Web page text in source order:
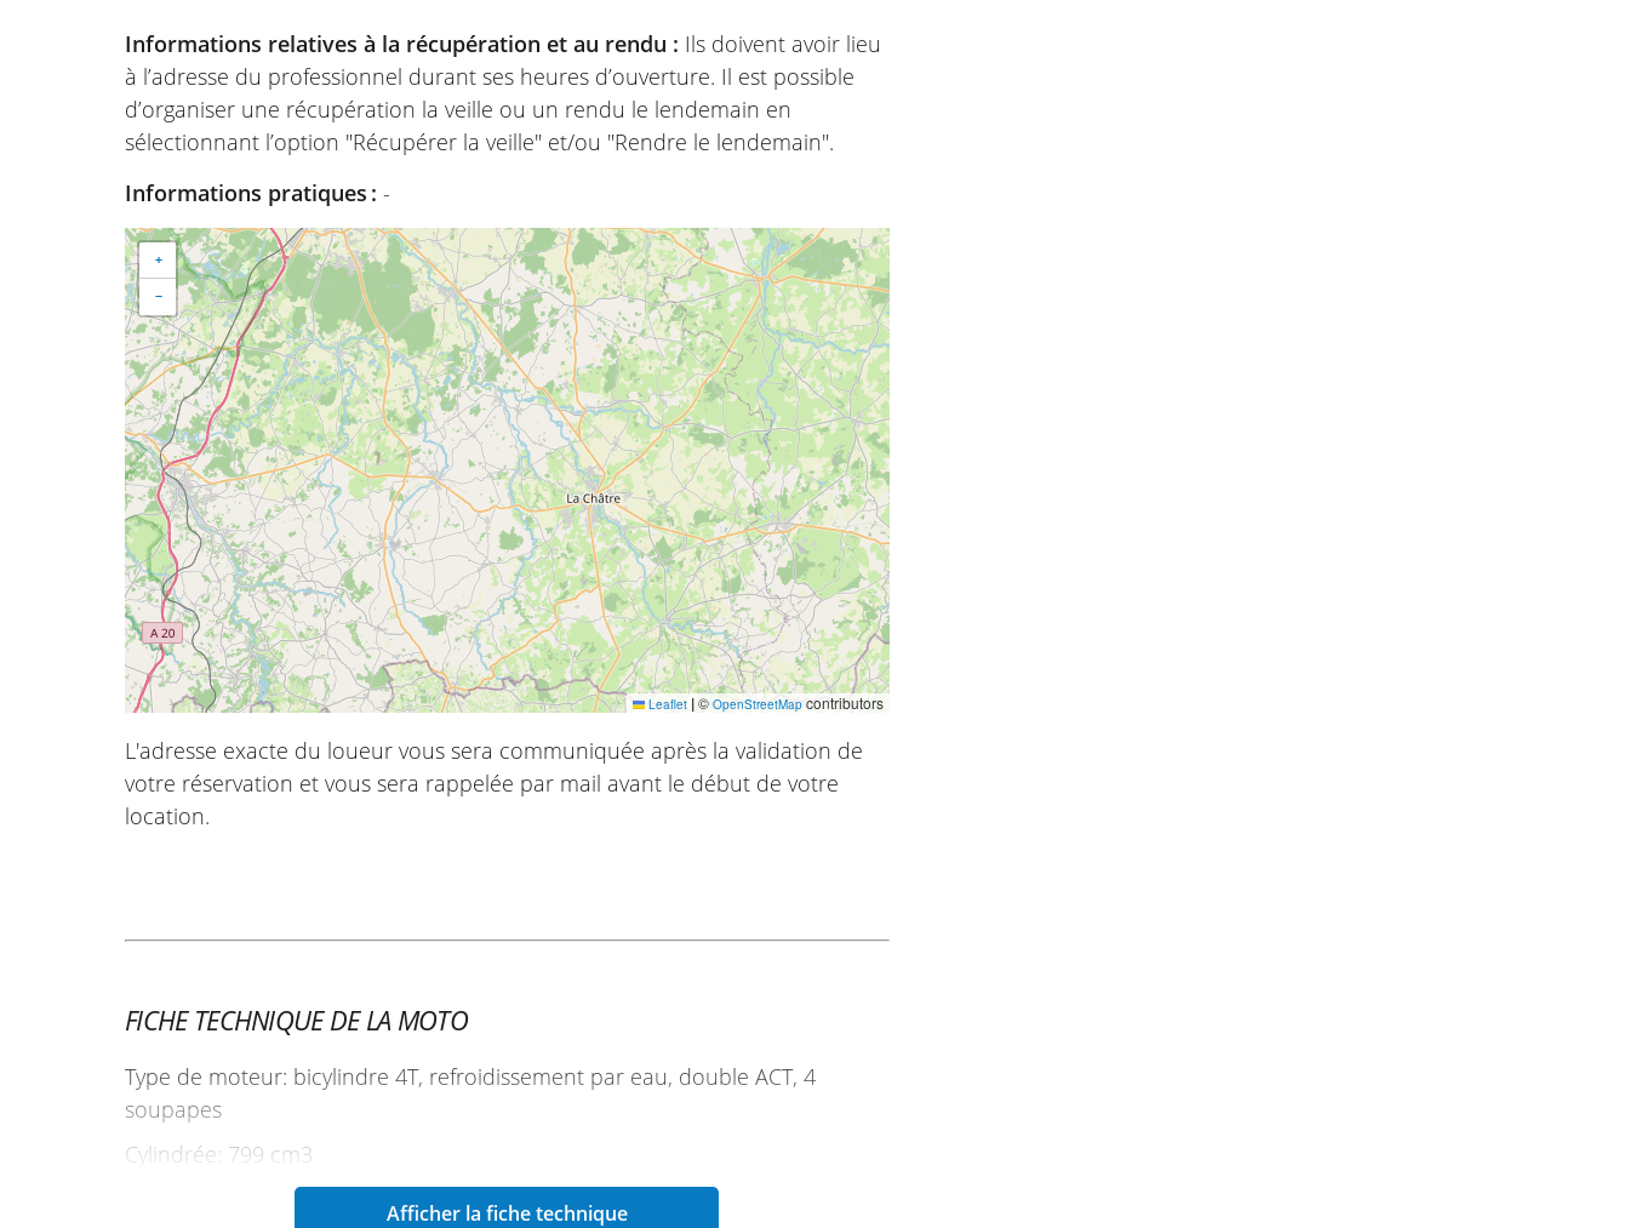
Informations relatives à la récupération et au rendu : Ils doivent avoir lieu
à l’adresse du professionnel durant ses heures d’ouverture. Il est possible
d’organiser une récupération la veille ou un rendu le lendemain en
sélectionnant l’option "Récupérer la veille" et/ou "Rendre le lendemain".
Informations pratiques :-
+
−
Leaflet |© OpenStreetMapcontributors
L'adresse exacte du loueur vous sera communiquée après la validation de
votre réservation et vous sera rappelée par mail avant le début de votre
location.
FICHE TECHNIQUE DE LA MOTO
Type de moteur: bicylindre 4T, refroidissement par eau, double ACT, 4
soupapes
Cylindrée: 799 cm3
Puissance: 91 ch à 9250 tr/min
Afficher la fiche technique